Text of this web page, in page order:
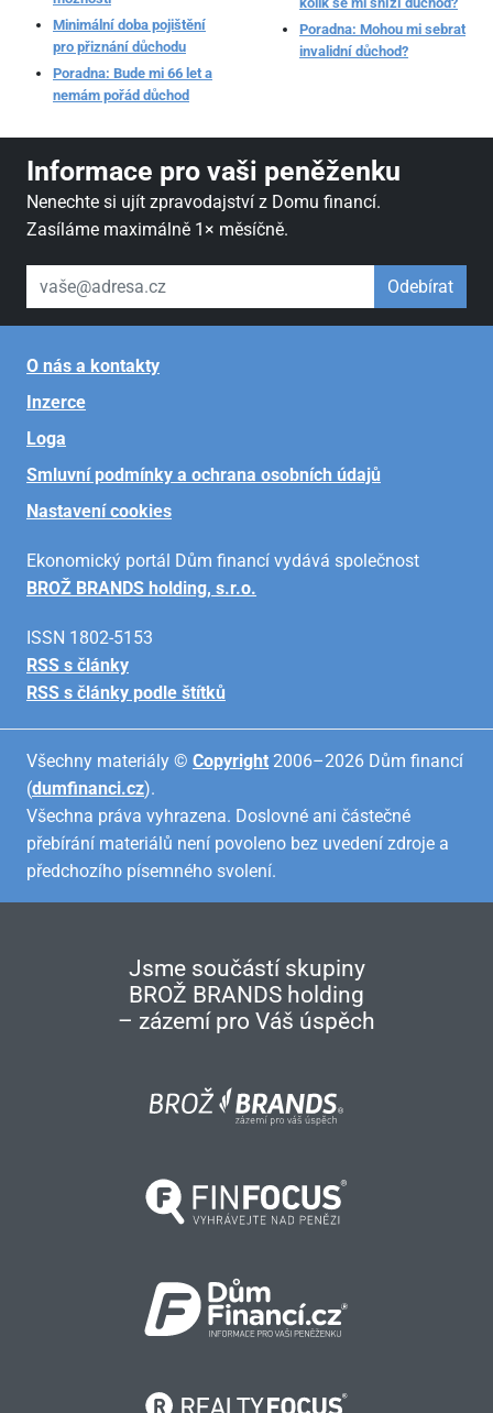
Minimální doba pojištění
pro přiznání důchodu
Poradna: Bude mi 66 let a
nemám pořád důchod
Poradna: Mohou mi sebrat
invalidní důchod?
Informace pro vaši peněženku
Nenechte si ujít zpravodajství z Domu financí.
Zasíláme maximálně 1× měsíčně.
váš email Odebírat
O nás a kontakty
Inzerce
Loga
Smluvní podmínky a ochrana osobních údajů
Nastavení cookies
Ekonomický portál Dům financí vydává společnost
BROŽ BRANDS holding, s.r.o.
ISSN 1802-5153
RSS s články
RSS s články podle štítků
Všechny materiály © Copyright 2006–2026 Dům financí
(dumfinanci.cz).
Všechna práva vyhrazena. Doslovné ani částečné
přebírání materiálů není povoleno bez uvedení zdroje a
předchozího písemného svolení.
Jsme součástí skupiny
BROŽ BRANDS holding
– zázemí pro Váš úspěch